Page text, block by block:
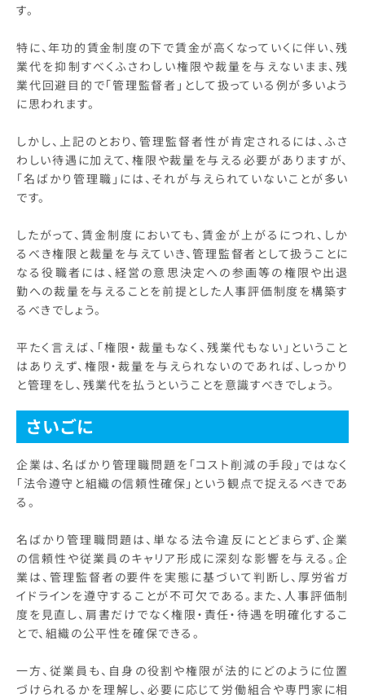
す。
特に、年功的賃金制度の下で賃金が高くなっていくに伴い、残
業代を抑制すべくふさわしい権限や裁量を与えないまま、残
業代回避目的で「管理監督者」として扱っている例が多いよう
に思われます。
しかし、上記のとおり、管理監督者性が肯定されるには、ふさ
わしい待遇に加えて、権限や裁量を与える必要がありますが、
「名ばかり管理職」には、それが与えられていないことが多い
です。
したがって、賃金制度においても、賃金が上がるにつれ、しか
るべき権限と裁量を与えていき、管理監督者として扱うことに
なる役職者には、経営の意思決定への参画等の権限や出退
勤への裁量を与えることを前提とした人事評価制度を構築す
るべきでしょう。
平たく言えば、「権限・裁量もなく、残業代もない」ということ
はありえず、権限・裁量を与えられないのであれば、しっかり
と管理をし、残業代を払うということを意識すべきでしょう。
さいごに
企業は、名ばかり管理職問題を「コスト削減の手段」ではなく
「法令遵守と組織の信頼性確保」という観点で捉えるべきであ
る。
名ばかり管理職問題は、単なる法令違反にとどまらず、企業
の信頼性や従業員のキャリア形成に深刻な影響を与える。企
業は、管理監督者の要件を実態に基づいて判断し、厚労省ガ
イドラインを遵守することが不可欠である。また、人事評価制
度を見直し、肩書だけでなく権限・責任・待遇を明確化するこ
とで、組織の公平性を確保できる。
一方、従業員も、自身の役割や権限が法的にどのように位置
づけられるかを理解し、必要に応じて労働組合や専門家に相